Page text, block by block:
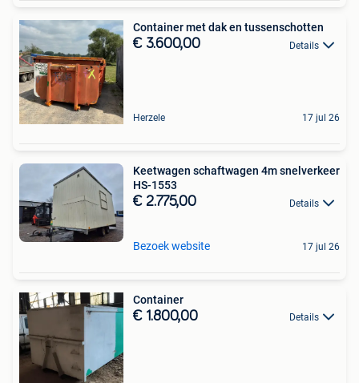
Container met dak en tussenschotten
€ 3.600,00 Details
Herzele 17 jul 26
Keetwagen schaftwagen 4m snelverkeer
HS-1553
€ 2.775,00 Details
Bezoek website 17 jul 26
Container
€ 1.800,00 Details